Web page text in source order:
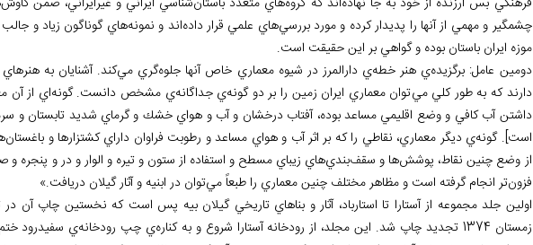
چشمگير و مهمي از آن‏ها را پديدار كرده و مورد بررسيهاي علمي قرار دادهاند و نمونههاي گوناگون زياد و
موزه ايران باستان بوده و گواهي بر اين حقيقت است.
دومين عامل: برگزيدهي هنر خطهي دارالمرز در شيوه معماري خاص آن‏ها جلوهگري ميكند. آشنايان به
دارند كه به طور كلي ميتوان معماري ايران زمين را بر دو گونهي جداگانهي مشخص دانست. گونهاي از آن
داشتن آب كافي و وضع اقليمي مساعد بوده، آفتاب درخشان و آب و هواي خشك و گرماي شديد تابستان و
است]. گونهي ديگر معماري، نقاطي را كه بر اثر آب و هواي مساعد و رطوبت فراوان داراي كشتزارها و باغستان
از وضع چنين نقاط، پوششها و سقفبنديهاي زيباي مسطح و استفاده از ستون و تيره و الوار و در و پنجره و
فزونتر انجام گرفته است و مظاهر مختلف چنين معماري را طبعاً ميتوان در ابنيه و آثار گيلان دريافت.»
زمستان 1374 تجديد چاپ شد. اين مجلد، از رودخانه آستارا شروع و به كناره
ي چپ رودخانهي سفيدرود